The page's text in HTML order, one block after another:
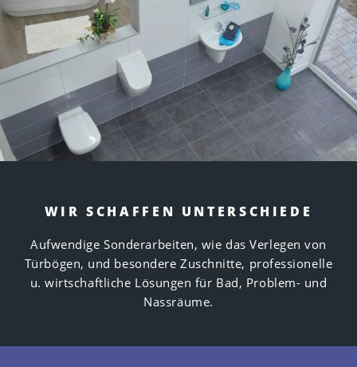
WIR SCHAFFEN UNTERSCHIEDE
Aufwendige Sonderarbeiten, wie das Verlegen von
Türbögen, und besondere Zuschnitte, professionelle
u. wirtschaftliche Lösungen für Bad, Problem- und
Nassräume.